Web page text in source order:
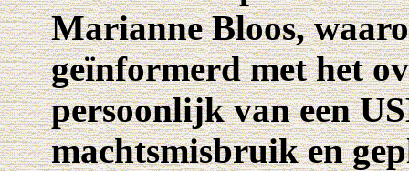
Marianne Bloos,
geïnformerd met het
persoonlijk van een
machtsmisbruik en